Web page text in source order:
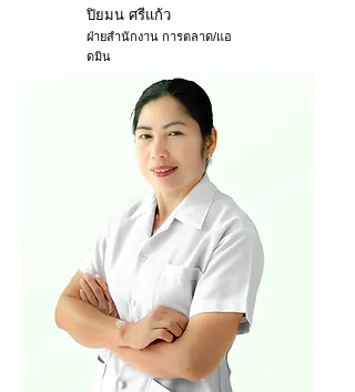
ปิยมน ศรีแก้ว
ฝ่ายสำนักงาน การตลาด/แอ
ดมิน